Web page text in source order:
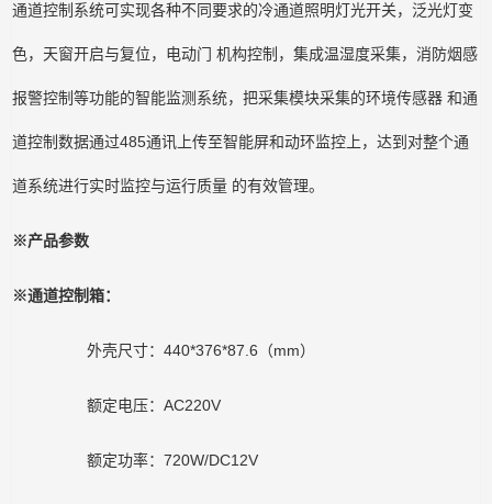
通道控制系统可实现各种不同要求的冷通道照明灯光开关，泛光灯变
色，天窗开启与复位，电动门 机构控制，集成温湿度采集，消防烟感
报警控制等功能的智能监测系统，把采集模块采集的环境传感器 和通
道控制数据通过485通讯上传至智能屏和动环监控上，达到对整个通
道系统进行实时监控与运行质量 的有效管理。
※产品参数
※通道控制箱：
外壳尺寸：440*376*87.6（mm）
额定电压：AC220V
额定功率：720W/DC12V